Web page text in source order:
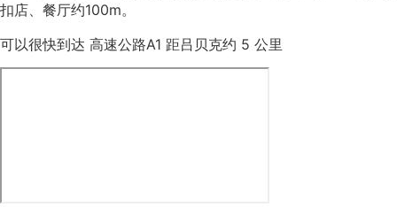
扣店、餐厅约100m。
可以很快到达 高速公路A1 距吕贝克约 5 公里